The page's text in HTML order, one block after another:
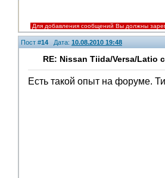
Для добавления сообщений Вы должны
Пост #14Дата: 10.08.2010 19:48
RE: Nissan Tiida/Versa/Latio
Есть такой опыт на форуме.